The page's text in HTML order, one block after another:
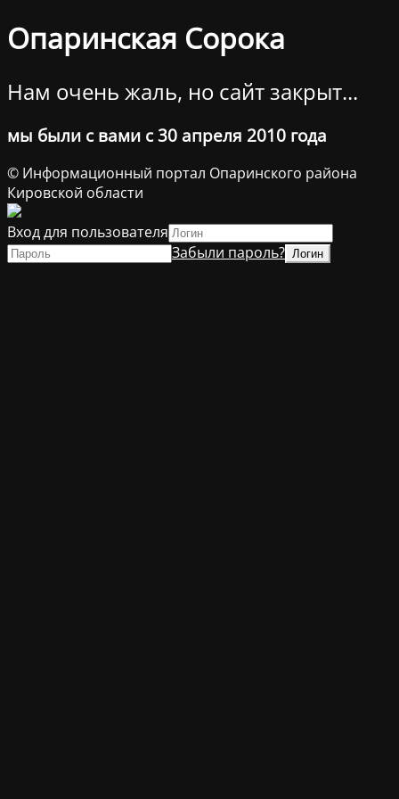
Опаринская Сорока
Нам очень жаль, но сайт закрыт...
мы были с вами с 30 апреля 2010 года
© Информационный портал Опаринского района
Кировской области
Вход для пользователя
Забыли пароль?